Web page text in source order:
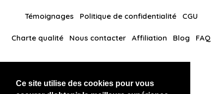
Ce site utilise des cookies pour vous
Témoignages Politique de confidentialité CGU
Charte qualité Nous contacter Affiliation Blog FAQ
BlackAndBeauties RussianKisses